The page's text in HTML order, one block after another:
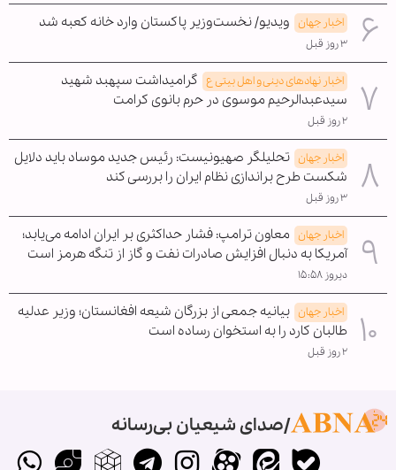
اخبار جهان ویدیو/ نخست‌وزیر پاکستان وارد خانه کعبه شد
۳ روز قبل
اخبار نهادهای دینی و اهل بیتی ع گرامیداشت سپهبد شهید
سیدعبدالرحیم موسوی در حرم بانوی کرامت
۲ روز قبل
اخبار جهان تحلیلگر صهیونیست: رئیس جدید موساد باید دلایل
شکست طرح براندازی نظام ایران را بررسی کند
۳ روز قبل
اخبار جهان معاون ترامپ: فشار حداکثری بر ایران ادامه می‌یابد؛
آمریکا به دنبال افزایش صادرات نفت و گاز از تنگه هرمز است
دیروز ۱۵:۵۸
اخبار جهان بیانیه جمعی از بزرگان شیعه افغانستان؛ وزیر عدلیه
طالبان کارد را به استخوان رساده است
۲ روز قبل
صدای شیعیان بی‌رسانه